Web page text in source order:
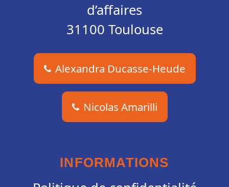
d’affaires
31100 Toulouse
Alexandra Ducasse-Heude
Nicolas Amarilli
INFORMATIONS